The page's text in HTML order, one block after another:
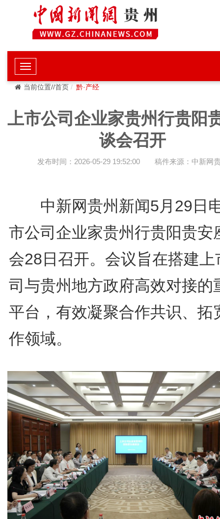
当前位置//首页 黔·产经
上市公司企业家贵州行贵阳
谈会召开
发布时间：2026-05-29 19:52:00 稿件来源：中新网
中新网贵州新闻5月29日
市公司企业家贵州行贵阳贵安
会28日召开。会议旨在搭建上
司与贵州地方政府高效对接的
平台，有效凝聚合作共识、拓
作领域。